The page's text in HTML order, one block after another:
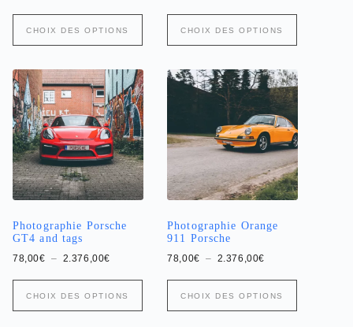
78,00€
2.376,00€
CHOIX DES OPTIONS
produit
a
variations.
Les
options
peuvent
être
choisies
sur
la
page
du
produit
prix :
78,00€
à
2.376,00€
CHOIX DES OPTIONS
produit
a
variations.
être
choisies
la
page
du
produit
Photographie Porsche
GT4 and tags
78,00€ – 2.376,00€Plage
prix :
78,00€
à
2.376,00€
CHOIX DES OPTIONS
produit
a
Photographie Orange
911 Porsche
78,00€ – 2.376,00€
prix :
78,00€
à
2.376,00€
CHOIX DES OPTIONS
produit
a